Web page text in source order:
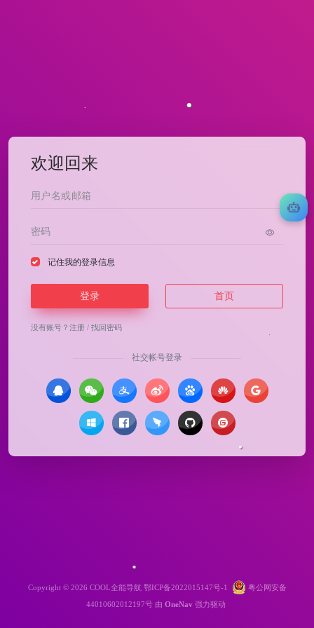
欢迎回来
记住我的登录信息
登录 首页
没有账号？ 注册 / 找回密码
社交帐号登录
Copyright © 2026 COOL全能导航 鄂ICP备2022015147号-1
粤公网安备
44010602012197号 由 OneNav 强力驱动